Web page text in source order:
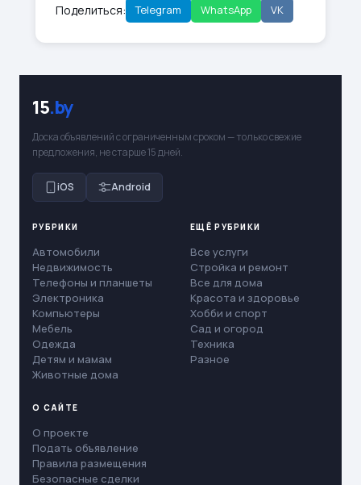
Поделиться: Telegram WhatsApp VK
15.by
Доска объявлений с ограниченным сроком — только свежие
предложения, не старше 15 дней.
iOS Android
РУБРИКИ
Автомобили
Недвижимость
Телефоны и планшеты
Электроника
Компьютеры
Мебель
Одежда
Детям и мамам
Животные дома
ЕЩЁ РУБРИКИ
Все услуги
Стройка и ремонт
Все для дома
Красота и здоровье
Хобби и спорт
Сад и огород
Техника
Разное
О САЙТЕ
О проекте
Подать объявление
Правила размещения
Безопасные сделки